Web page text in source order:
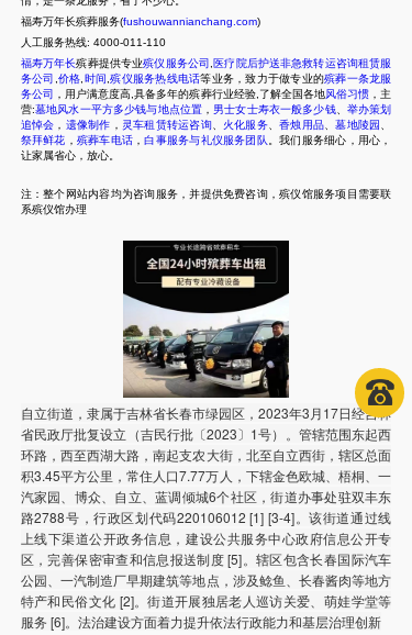
福寿万年长殡葬服务(fushouwannianchang.com)
人工服务热线: 4000-011-110
福寿万年长殡葬提供专业殡仪服务公司 医疗院后护送非急救转运咨询租赁服
务公司 价格 时间 殡仪服务热线电话等业务，致力于做专业的殡葬一条龙服
务公司
，用户满意度高,具备多年的殡葬行业经验,了解全国各地风俗习惯 ，主
营:墓地风水一平方多少钱与地点位置 ， 男士女士寿衣一般多少钱、 举办策划
追悼会 ， 遗像制作 ， 灵车租赁转运咨询、 火化服务、香烛用品 、墓地陵园
祭拜鲜花 ， 殡葬车电话 ，白事服务与礼仪服务团队
。我们服务细心，用心，
让家属省心，放心。
注：整个网站内容均为咨询服务，并提供免费咨询，殡仪馆服务项目需要联
系殡仪馆办理
自立街道，隶属于吉林省长春市绿园区，2023年3月17日经吉林
省民政厅批复设立（吉民行批〔2023〕1号）。管辖范围东起西
环路，西至西湖大路，南起支农大街，北至自立西街，辖区总面
积3.45平方公里，常住人口7.77万人，下辖金色欧城、梧桐、一
汽家园、博众、自立、蓝调倾城6个社区，街道办事处驻双丰东
路2788号，行政区划代码220106012 [1] [3-4]。该街道通过线
上线下渠道公开政务信息，建设公共服务中心政府信息公开专
区，完善保密审查和信息报送制度 [5]。辖区包含长春国际汽车
公园、一汽制造厂早期建筑等地点，涉及鲶鱼、长春酱肉等地方
特产和民俗文化 [2]。街道开展独居老人巡访关爱、萌娃学堂等
服务 [6]。法治建设方面着力提升依法行政能力和基层治理创新